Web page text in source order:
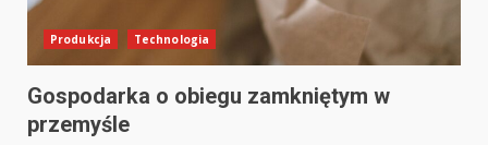
Produkcja Technologia
Gospodarka o obiegu zamkniętym w
przemyśle